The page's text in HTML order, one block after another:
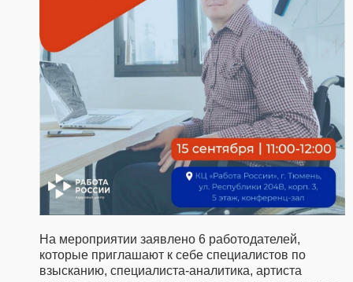
На мероприятии заявлено 6 работодателей,
которые приглашают к себе специалистов по
взысканию, специалиста-аналитика, артиста